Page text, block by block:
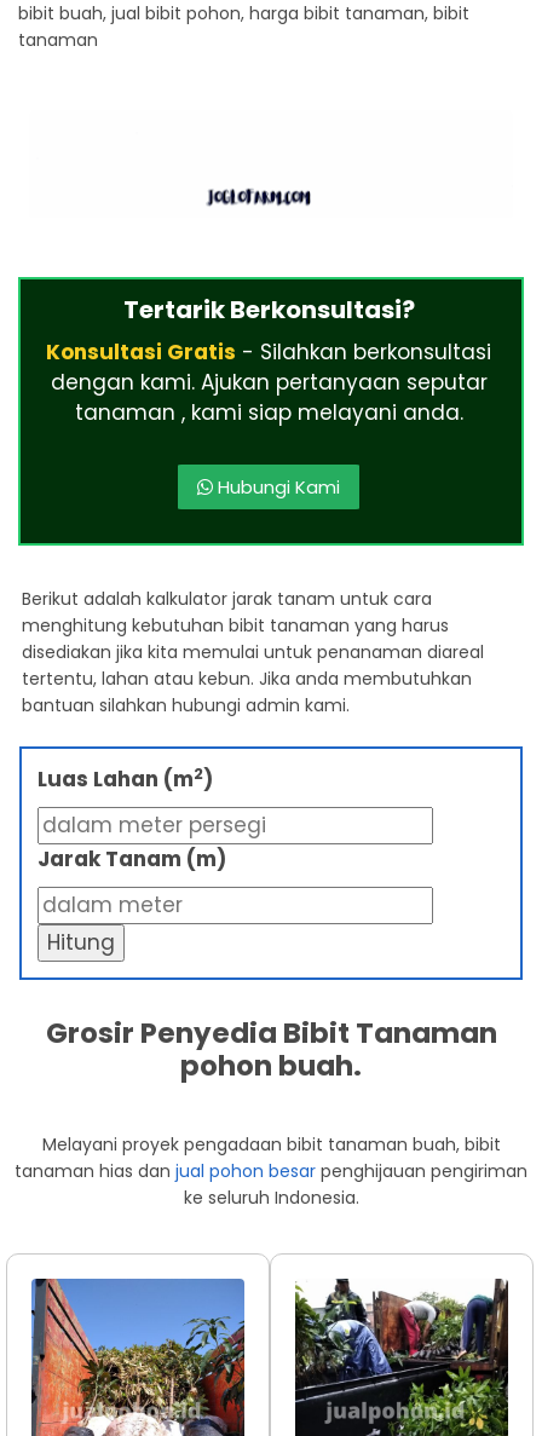
bibit buah, jual bibit pohon, harga bibit tanaman, bibit
tanaman
Tertarik Berkonsultasi?
Konsultasi Gratis - Silahkan berkonsultasi
dengan kami. Ajukan pertanyaan seputar
tanaman , kami siap melayani anda.
Hubungi Kami
Berikut adalah kalkulator jarak tanam untuk cara
menghitung kebutuhan bibit tanaman yang harus
disediakan jika kita memulai untuk penanaman diareal
tertentu, lahan atau kebun. Jika anda membutuhkan
bantuan silahkan hubungi admin kami.
Luas Lahan (m2)
Jarak Tanam (m)
Hitung
Grosir Penyedia Bibit Tanaman
pohon buah.
Melayani proyek pengadaan bibit tanaman buah, bibit
tanaman hias dan jual pohon besar penghijauan pengiriman
ke seluruh Indonesia.